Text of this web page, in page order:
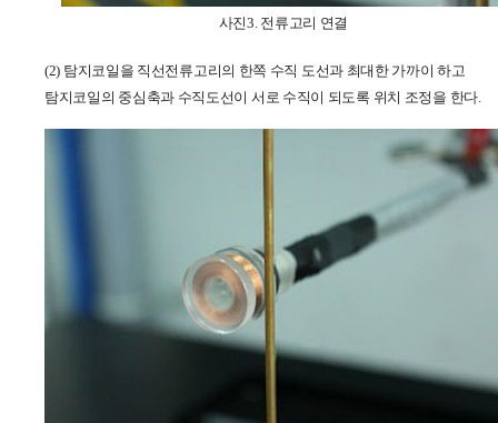
사진3. 전류고리 연결
(2) 탐지코일을 직선전류고리의 한쪽 수직 도선과 최대한 가까이 하고
탐지코일의 중심축과 수직도선이 서로 수직이 되도록 위치 조정을 한다.